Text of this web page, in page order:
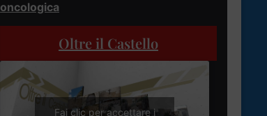
oncologica
Oltre il Castello
Fai clic per accettare i